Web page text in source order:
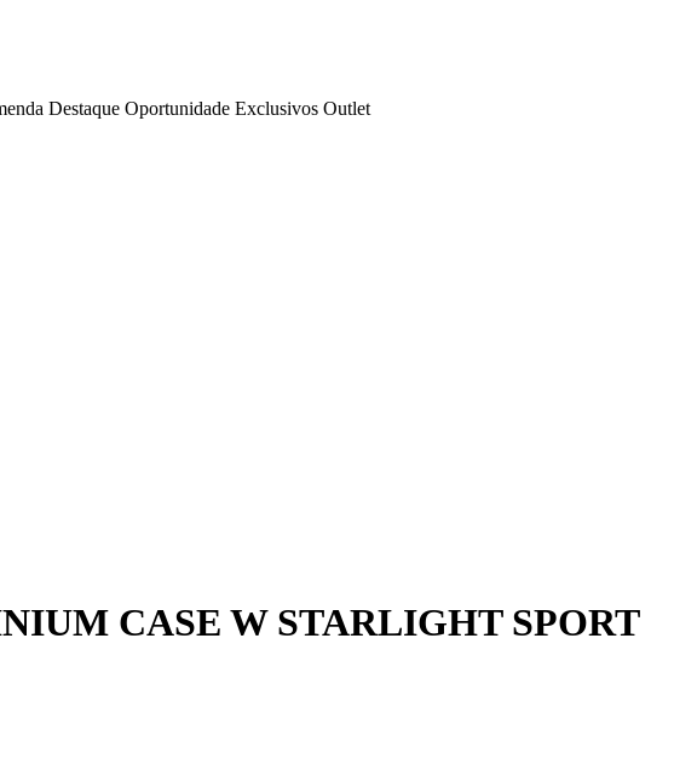
Destaque Oportunidade Exclusivos Outlet
CASE W STARLIGHT SPORT